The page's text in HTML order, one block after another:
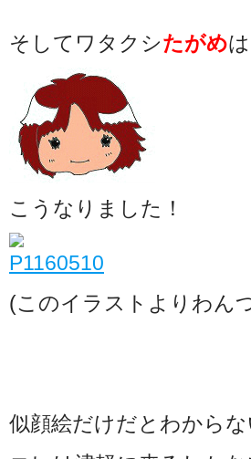
そしてワタクシたがめ
こうなりました！
(このイラストよりわん
似顔絵だけだとわから